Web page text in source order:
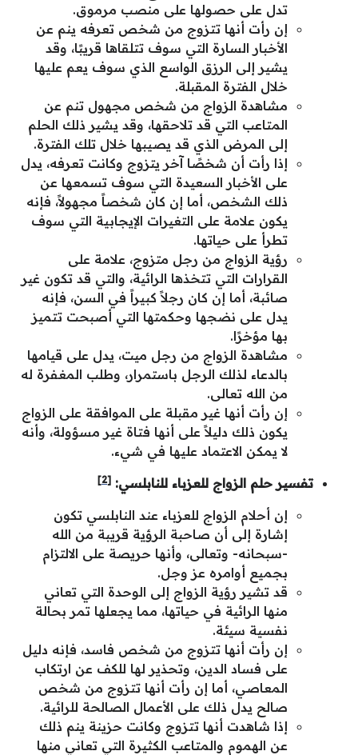
تدل على حصولها على منصب مرموق.
إن رأت أنها تتزوج من شخص تعرفه ينم عن
الأخبار السارة التي سوف تتلقاها قريبًا، وقد
يشير إلى الرزق الواسع الذي سوف يعم عليها
خلال الفترة المقبلة.
مشاهدة الزواج من شخص مجهول تنم عن
المتاعب التي قد تلاحقها، وقد يشير ذلك الحلم
إلى المرض الذي قد يصيبها خلال تلك الفترة.
إذا رأت أن شخصًا آخر يتزوج وكانت تعرفه، يدل
على الأخبار السعيدة التي سوف تسمعها عن
ذلك الشخص، أما إن كان شخصاً مجهولاً، فإنه
يكون علامة على التغيرات الإيجابية التي سوف
تطرأ على حياتها.
رؤية الزواج من رجل متزوج، علامة على
القرارات التي تتخذها الرائية، والتي قد تكون غير
صائبة، أما إن كان رجلاً كبيراً في السن، فإنه
يدل على نضجها وحكمتها التي أصبحت تتميز
بها مؤخرًا.
مشاهدة الزواج من رجل ميت، يدل على قيامها
بالدعاء لذلك الرجل باستمرار، وطلب المغفرة له
من الله تعالى.
إن رأت أنها غير مقبلة على الموافقة على الزواج
يكون ذلك دليلاً على أنها فتاة غير مسؤولة، وأنه
لا يمكن الاعتماد عليها في شيء.
تفسير حلم الزواج للعزباء للنابلسي: [2]
إن أحلام الزواج للعزباء عند النابلسي تكون
إشارة إلى أن صاحبة الرؤية قريبة من الله
-سبحانه- وتعالى، وأنها حريصة على الالتزام
بجميع أوامره عز وجل.
قد تشير رؤية الزواج إلى الوحدة التي تعاني
منها الرائية في حياتها، مما يجعلها تمر بحالة
نفسية سيئة.
إن رأت أنها تتزوج من شخص فاسد، فإنه دليل
على فساد الدين، وتحذير لها للكف عن ارتكاب
المعاصي، أما إن رأت أنها تتزوج من شخص
صالح يدل ذلك على الأعمال الصالحة للرائية.
إذا شاهدت أنها تتزوج وكانت حزينة ينم ذلك
عن الهموم والمتاعب الكثيرة التي تعاني منها